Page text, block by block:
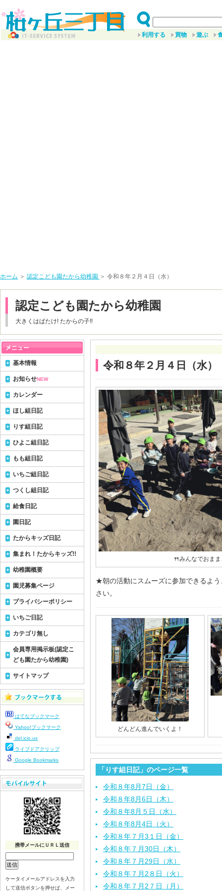
利用する 買物 遊ぶ
ホーム ＞ 認定こども園たから幼稚園 ＞ 令和８年２月４日（水）
認定こども園たから幼稚園
大きくはばたけ! たからの子!!
令和８年２月４日（水）
🍴みんなでおま
★朝の活動にスムーズに参加できるよ
さい。
どんどん進んでいくよ！
「りす組日記」のページ一覧
令和８年8月7日（金）
令和８年8月6日（木）
令和８年8月５日（水）
令和８年8月4日（火）
令和８年７月3１日（金）
令和８年７月30日（木）
令和８年７月29日（水）
令和８年７月2８日（火）
令和８年７月2７日（月）
基本情報
お知らせNEW
カレンダー
ほし組日記
りす組日記
ひよこ組日記
もも組日記
いちご組日記
つくし組日記
給食日記
園日記
たからキッズ日記
集まれ！たからキッズ!!
幼稚園概要
園児募集ページ
プライバシーポリシー
いちご日記
カテゴリ無し
会員専用掲示板(認定こ
ども園たから幼稚園)
サイトマップ
はてなブックマーク
Yahoo!ブックマーク
del.icio.us
ライブドアクリップ
Google Bookmarks
携帯メールにＵＲＬ送信
ケータイメールアドレスを入力
して送信ボタンを押せば、メー